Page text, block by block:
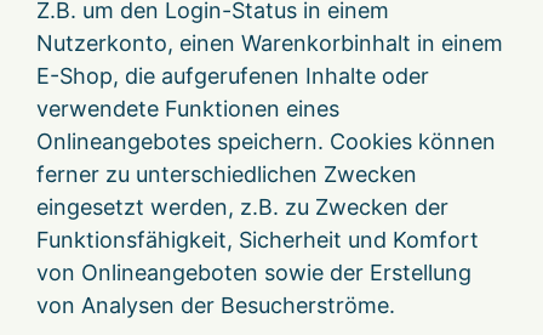
Z.B. um den Login-Status in einem
Nutzerkonto, einen Warenkorbinhalt in einem
E-Shop, die aufgerufenen Inhalte oder
verwendete Funktionen eines
Onlineangebotes speichern. Cookies können
ferner zu unterschiedlichen Zwecken
eingesetzt werden, z.B. zu Zwecken der
Funktionsfähigkeit, Sicherheit und Komfort
von Onlineangeboten sowie der Erstellung
von Analysen der Besucherströme.